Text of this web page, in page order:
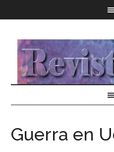
Guerra en